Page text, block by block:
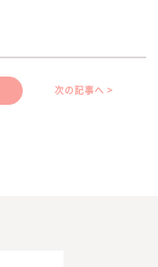
次の記事へ >